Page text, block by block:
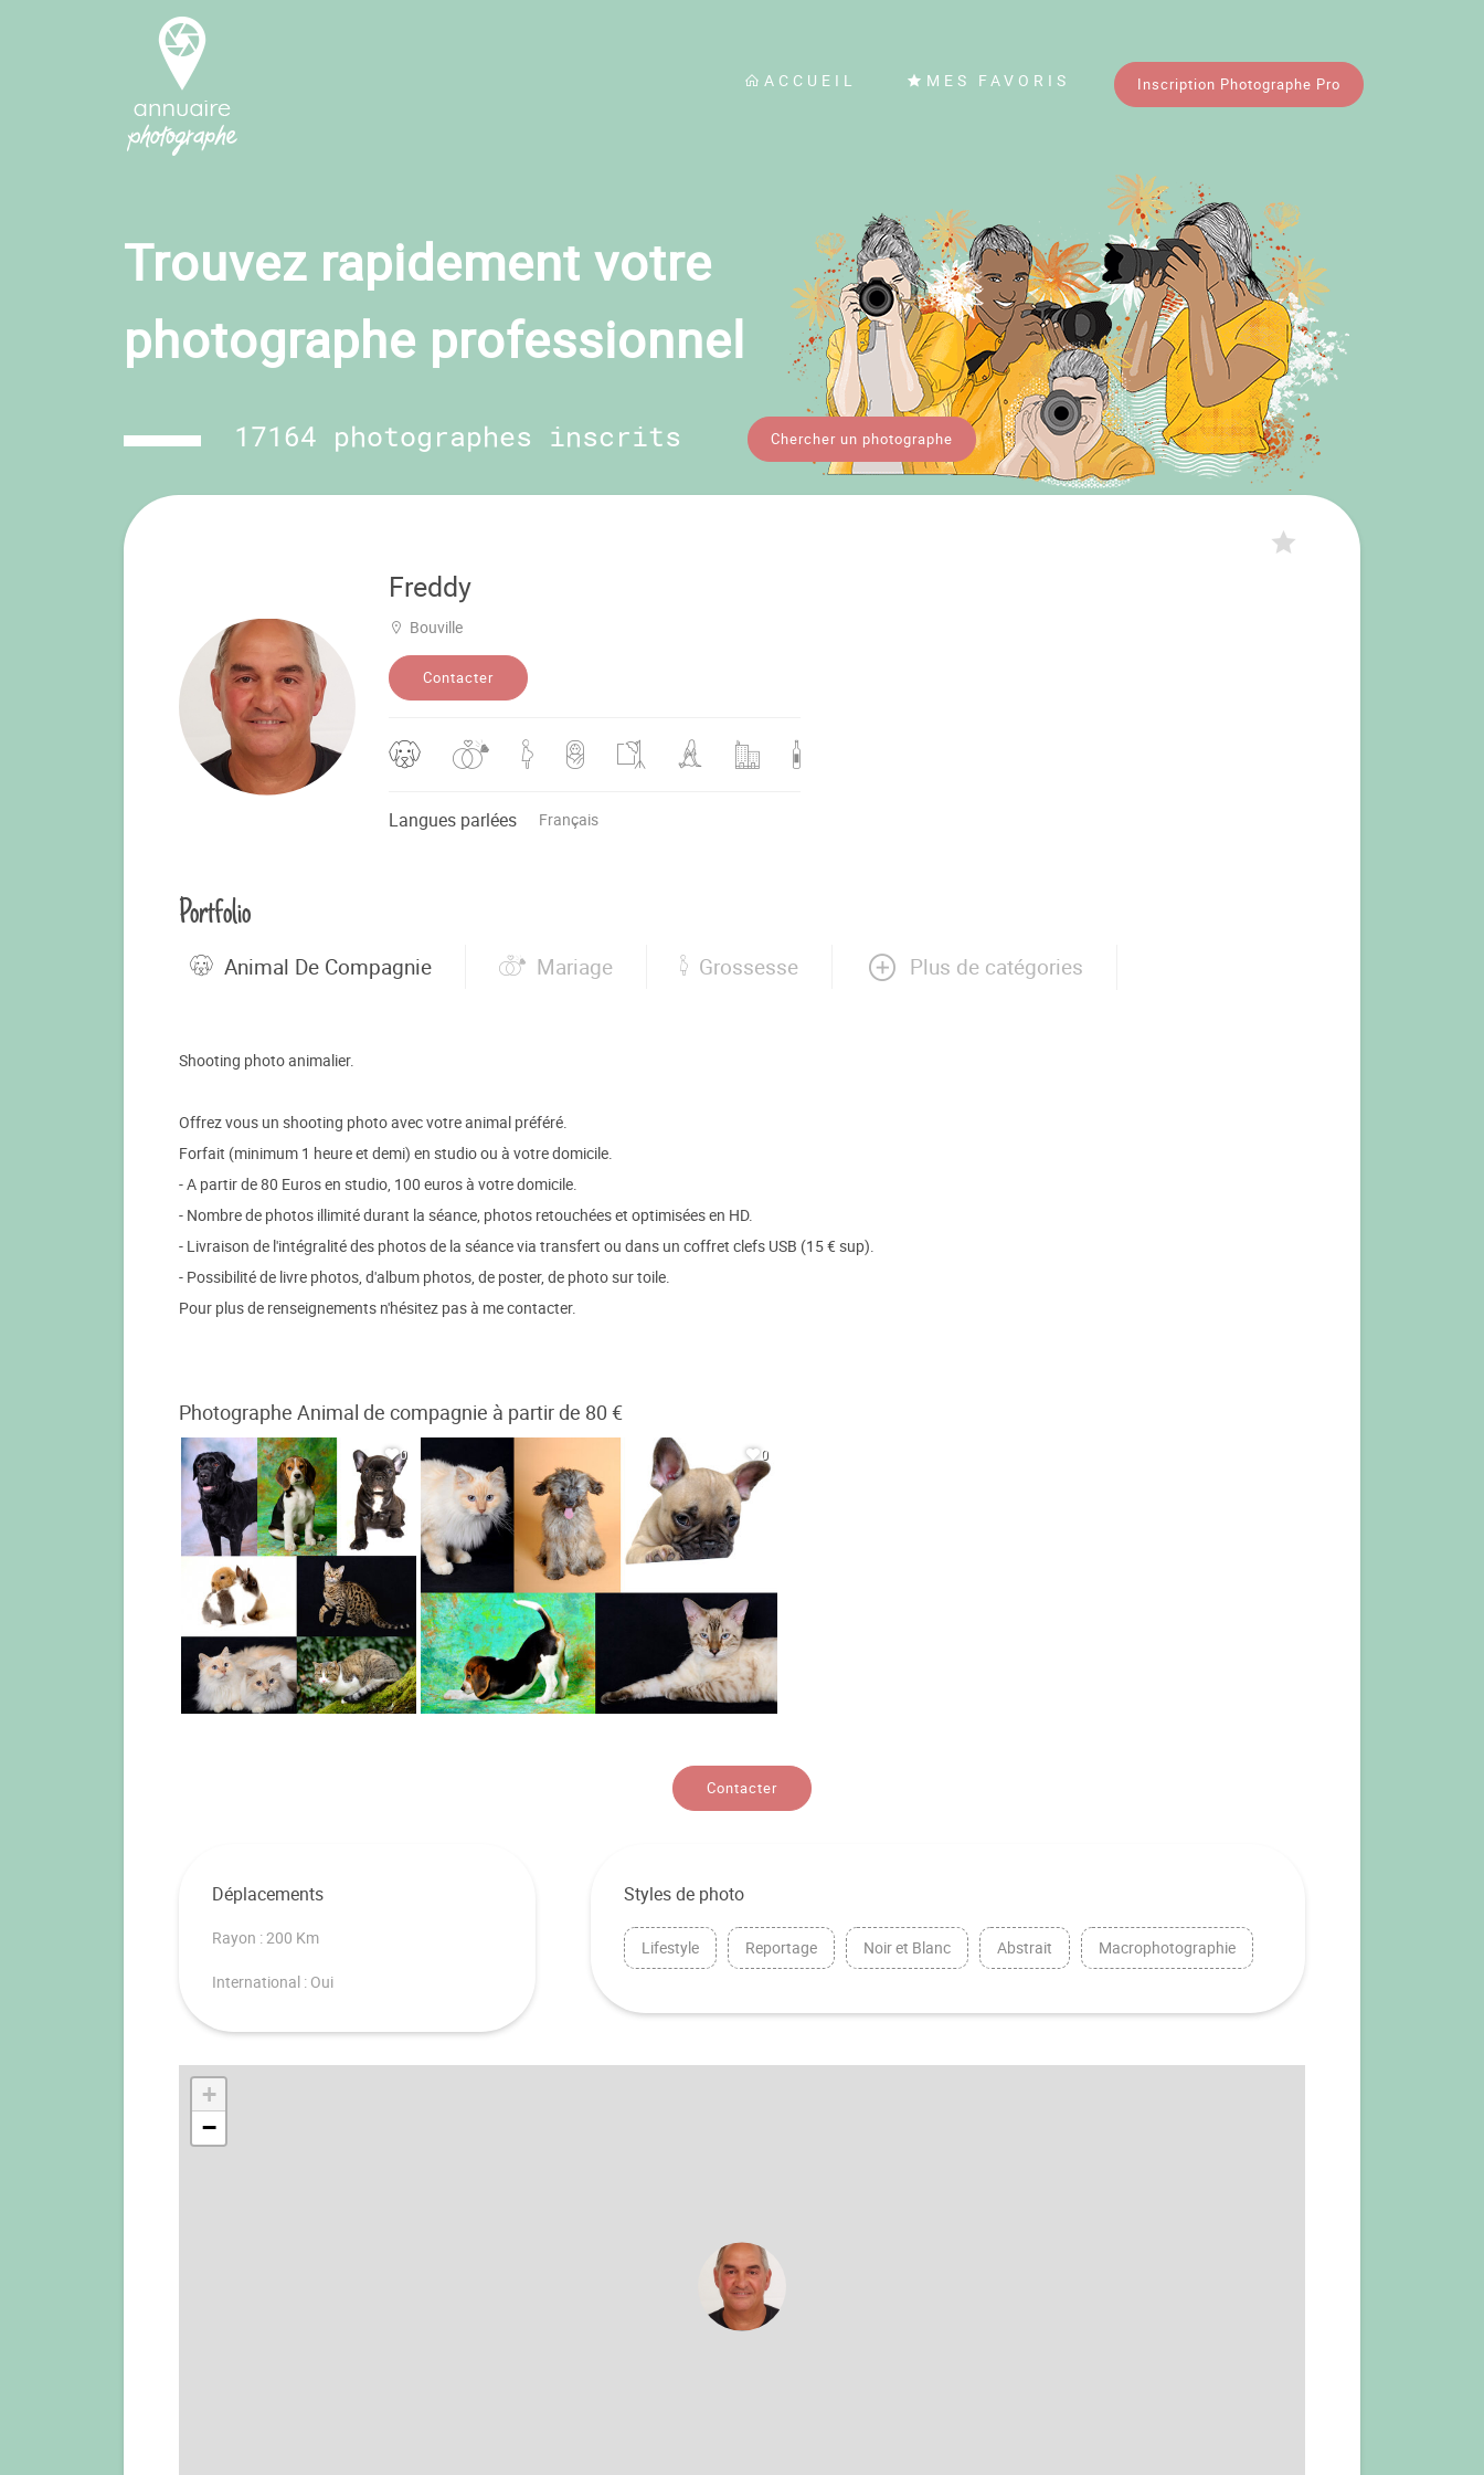
ACCUEIL MES FAVORIS Inscription Photographe Pro
Trouvez rapidement votre
photographe professionnel
17164 photographes inscrits Chercher un photographe
Freddy
Bouville
Contacter
Langues parlées Français
Portfolio
Animal De Compagnie Mariage Grossesse Plus de catégories
Shooting photo animalier.
Offrez vous un shooting photo avec votre animal préféré.
Forfait (minimum 1 heure et demi) en studio ou à votre domicile.
- A partir de 80 Euros en studio, 100 euros à votre domicile.
- Nombre de photos illimité durant la séance, photos retouchées et optimisées en HD.
- Livraison de l'intégralité des photos de la séance via transfert ou dans un coffret clefs USB (15 € sup).
- Possibilité de livre photos, d'album photos, de poster, de photo sur toile.
Pour plus de renseignements n'hésitez pas à me contacter.
Photographe Animal de compagnie à partir de 80 €
0 0
Contacter
Déplacements
Rayon : 200 Km
International : Oui
Styles de photo
Lifestyle Reportage Noir et Blanc Abstrait Macrophotographie
+
−